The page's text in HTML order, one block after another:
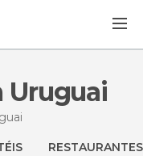
Uruguai
RESTAURANTES